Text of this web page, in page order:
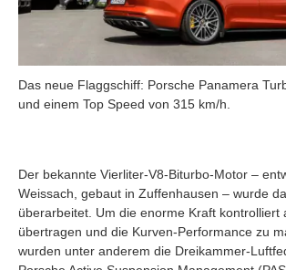
Das neue Flaggschiff: Porsche Panamera
und einem Top Speed von 315 km/h.
Der bekannte Vierliter-V8-Biturbo-Motor –
Weissach, gebaut in Zuffenhausen – wurde
überarbeitet. Um die enorme Kraft kontrolliert
übertragen und die Kurven-Performance zu
wurden unter anderem die Dreikammer-